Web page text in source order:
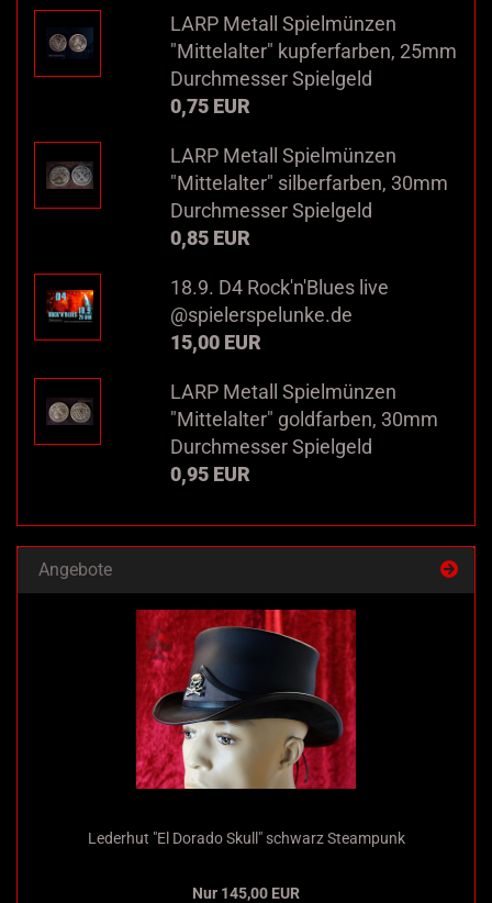
LARP Metall Spielmünzen
"Mittelalter" kupferfarben, 25mm
Durchmesser Spielgeld
0,75 EUR
LARP Metall Spielmünzen
"Mittelalter" silberfarben, 30mm
Durchmesser Spielgeld
0,85 EUR
18.9. D4 Rock'n'Blues live
@spielerspelunke.de
15,00 EUR
LARP Metall Spielmünzen
"Mittelalter" goldfarben, 30mm
Durchmesser Spielgeld
0,95 EUR
Angebote
Lederhut "El Dorado Skull" schwarz Steampunk
Nur 145,00 EUR